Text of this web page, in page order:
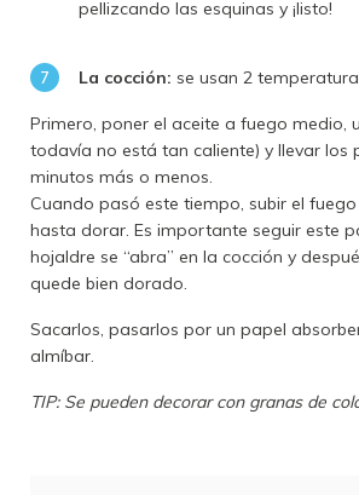
pellizcando las esquinas y ¡listo!
La cocción: se usan 2
Primero, poner el aceite a fuego medio,
todavía no está tan caliente) y llevar los
minutos más o menos.
Cuando pasó este tiempo, subir el
hasta dorar. Es importante seguir este
hojaldre se “abra” en la cocción y
quede bien dorado.
Sacarlos, pasarlos por un papel
almíbar.
TIP: Se pueden decorar con granas de